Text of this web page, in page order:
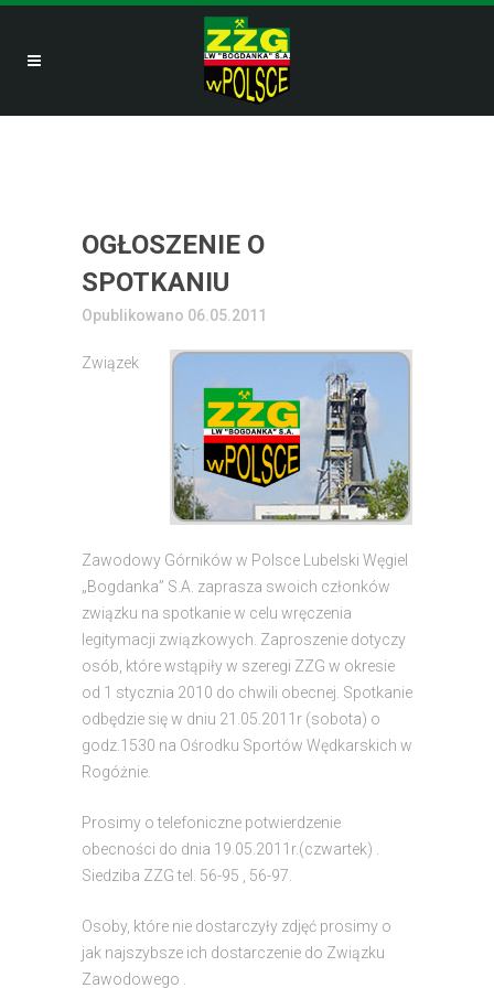
OGŁOSZENIE O
SPOTKANIU
Opublikowano 06.05.2011
Związek
Zawodowy Górników w Polsce Lubelski Węgiel
„Bogdanka” S.A. zaprasza swoich członków
związku na spotkanie w celu wręczenia
legitymacji związkowych. Zaproszenie dotyczy
osób, które wstąpiły w szeregi ZZG w okresie
od 1 stycznia 2010 do chwili obecnej. Spotkanie
odbędzie się w dniu 21.05.2011r (sobota) o
godz.1530 na Ośrodku Sportów Wędkarskich w
Rogóżnie.
Prosimy o telefoniczne potwierdzenie
obecności do dnia 19.05.2011r.(czwartek) .
Siedziba ZZG tel. 56-95 , 56-97.
Osoby, które nie dostarczyły zdjęć prosimy o
jak najszybsze ich dostarczenie do Związku
Zawodowego .